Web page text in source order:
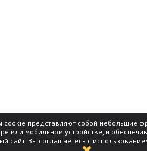
представляют собой небольшие
или мобильном устройстве, и
сайт, Вы соглашаетесь с